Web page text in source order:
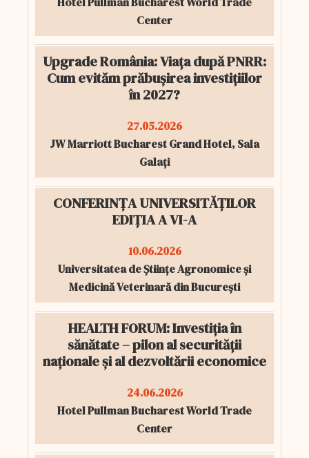
Center
Upgrade România: Viața după PNRR:
Cum evităm prăbușirea investițiilor
în 2027?
27.05.2026
JW Marriott Bucharest Grand Hotel, Sala
Galați
CONFERINȚA UNIVERSITĂȚILOR
EDIȚIA A VI-A
10.06.2026
Universitatea de Științe Agronomice și
Medicină Veterinară din București
HEALTH FORUM: Investiția în
sănătate – pilon al securității
naționale și al dezvoltării economice
24.06.2026
Hotel Pullman Bucharest World Trade
Center